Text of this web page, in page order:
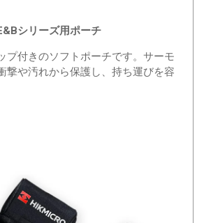
シリーズ用ポーチ
プ付きのソフトポーチです。サーモ
撃や汚れから保護し、持ち運びを容